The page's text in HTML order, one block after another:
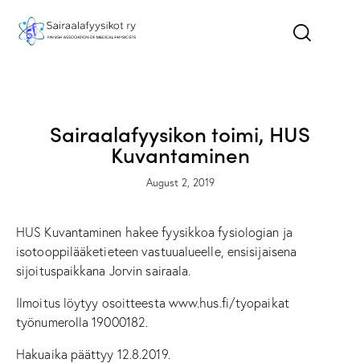
Sairaalafyysikon toimi, HUS
Kuvantaminen
August 2, 2019
HUS Kuvantaminen hakee fyysikkoa fysiologian ja
isotooppilääketieteen vastuualueelle, ensisijaisena
sijoituspaikkana Jorvin sairaala.
Ilmoitus löytyy osoitteesta www.hus.fi/tyopaikat
työnumerolla 19000182.
Hakuaika päättyy 12.8.2019.